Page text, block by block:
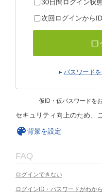
30日間ログイン状
次回ログインから
パスワード
仮ID・仮パスワードを
セキュリティ向上のため、
背景を設定
FAQ
ログインできない
ログインID・パスワードがわか